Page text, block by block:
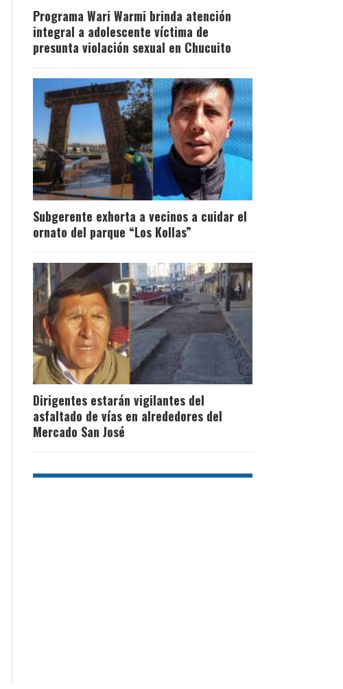
Programa Wari Warmi brinda atención
integral a adolescente víctima de
presunta violación sexual en Chucuito
Subgerente exhorta a vecinos a cuidar el
ornato del parque “Los Kollas”
Dirigentes estarán vigilantes del
asfaltado de vías en alrededores del
Mercado San José